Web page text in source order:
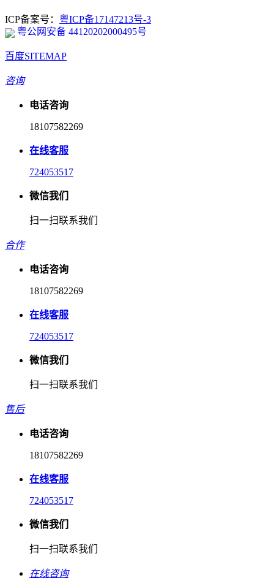
ICP备案号： 粤ICP备17147213号-3
粤公网安备 44120202000495号
百度SITEMAP
咨询
电话咨询
18107582269
在线客服
724053517
微信我们
扫一扫联系我们
合作
电话咨询
18107582269
在线客服
724053517
微信我们
扫一扫联系我们
售后
电话咨询
18107582269
在线客服
724053517
微信我们
扫一扫联系我们
在线咨询